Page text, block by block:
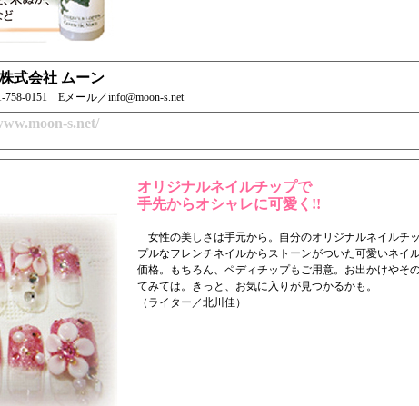
式会社 ムーン
0151 Eメール／info@moon-s.net
s.net/
オリジナルネイルチップで
手先からオシャレに可愛く!!
女性の美しさは手元から。自分のオリジナルネイルチ
プルなフレンチネイルからストーンがついた可愛いネイ
価格。もちろん、ペディチップもご用意。お出かけやそ
てみては。きっと、お気に入りが見つかるかも。
（ライター／北川佳）